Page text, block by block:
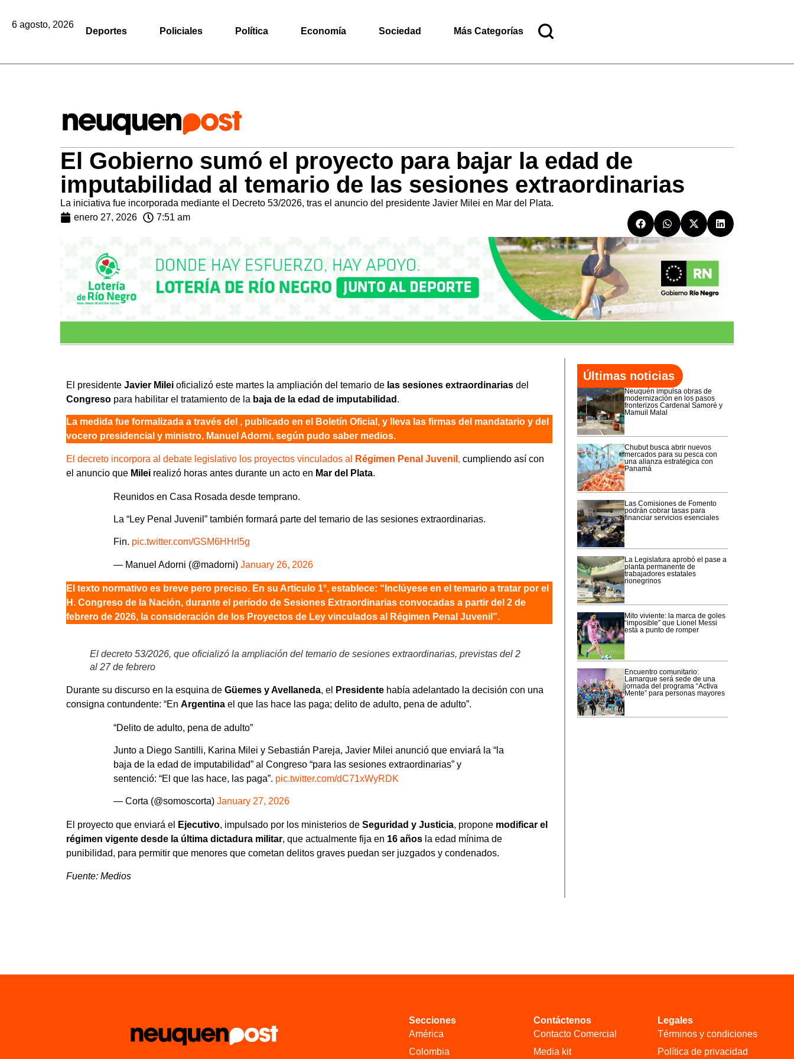
6 agosto, 2026
Deportes Policiales Política Economía Sociedad Más Categorías
El Gobierno sumó el proyecto para bajar la edad de
imputabilidad al temario de las sesiones extraordinarias
La iniciativa fue incorporada mediante el Decreto 53/2026, tras el anuncio del presidente Javier Milei en Mar del Plata.
enero 27, 2026
7:51 am
El presidente Javier Milei oficializó este martes la ampliación del temario de las sesiones extraordinarias del
Congreso para habilitar el tratamiento de la baja de la edad de imputabilidad .
La medida fue formalizada a través del , publicado en el Boletín Oficial, y lleva las firmas del mandatario y del
vocero presidencial y ministro, Manuel Adorni, según pudo saber medios.
El decreto incorpora al debate legislativo los proyectos vinculados al Régimen Penal Juvenil , cumpliendo así con
el anuncio que Milei realizó horas antes durante un acto en Mar del Plata.
Reunidos en Casa Rosada desde temprano.
La “Ley Penal Juvenil” también formará parte del temario de las sesiones extraordinarias.
Fin. pic.twitter.com/GSM6HHrI5g
— Manuel Adorni (@madorni) January 26, 2026
El texto normativo es breve pero preciso. En su Artículo 1°, establece: “Inclúyese en el temario a tratar por el
H. Congreso de la Nación, durante el período de Sesiones Extraordinarias convocadas a partir del 2 de
febrero de 2026, la consideración de los Proyectos de Ley vinculados al Régimen Penal Juvenil”.
El decreto 53/2026, que oficializó la ampliación del temario de sesiones extraordinarias, previstas del 2
al 27 de febrero
Durante su discurso en la esquina de Güemes y Avellaneda, el Presidente había adelantado la decisión con una
consigna contundente: “En Argentina el que las hace las paga; delito de adulto, pena de adulto”.
“Delito de adulto, pena de adulto”
Junto a Diego Santilli, Karina Milei y Sebastián Pareja, Javier Milei anunció que enviará la “la
baja de la edad de imputabilidad” al Congreso “para las sesiones extraordinarias” y
sentenció: “El que las hace, las paga”. pic.twitter.com/dC71xWyRDK
— Corta (@somoscorta) January 27, 2026
El proyecto que enviará el Ejecutivo, impulsado por los ministerios de Seguridad y Justicia, propone modificar el
régimen vigente desde la última dictadura militar, que actualmente fija en 16 años la edad mínima de
punibilidad, para permitir que menores que cometan delitos graves puedan ser juzgados y condenados.
Fuente: Medios
Últimas noticias
Neuquén impulsa obras de
modernización en los pasos
fronterizos Cardenal Samoré y
Mamuil Malal
Chubut busca abrir nuevos
mercados para su pesca con
una alianza estratégica con
Panamá
Las Comisiones de Fomento
podrán cobrar tasas para
financiar servicios esenciales
La Legislatura aprobó el pase a
planta permanente de
trabajadores estatales
rionegrinos
Mito viviente: la marca de goles
“imposible” que Lionel Messi
está a punto de romper
Encuentro comunitario:
Lamarque será sede de una
jornada del programa “Activa
Mente” para personas mayores
Secciones
América
Colombia
Contáctenos
Contacto Comercial
Media kit
Legales
Términos y condiciones
Política de privacidad